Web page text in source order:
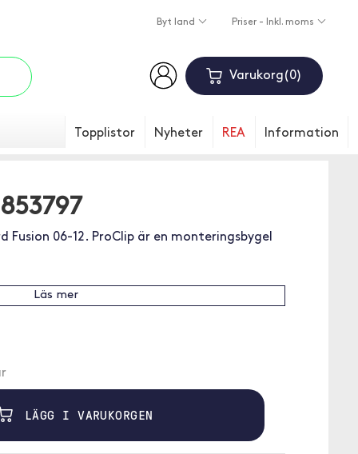
Byt land Priser - Inkl. moms
Varukorg 0
Topplistor Nyheter REA Information
Fusion 06-12. ProClip är en monteringsbygel
Läs mer
LÄGG I VARUKORGEN